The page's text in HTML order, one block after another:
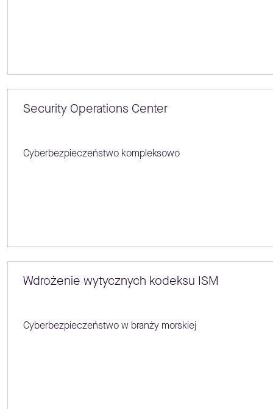
Security Operations Center
Cyberbezpieczeństwo kompleksowo
Wdrożenie wytycznych kodeksu ISM
Cyberbezpieczeństwo w branży morskiej